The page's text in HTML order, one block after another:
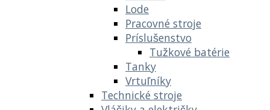
Lode
Pracovné stroje
Príslušenstvo
Tužkové batérie
Tanky
Vrtuľníky
Technické stroje